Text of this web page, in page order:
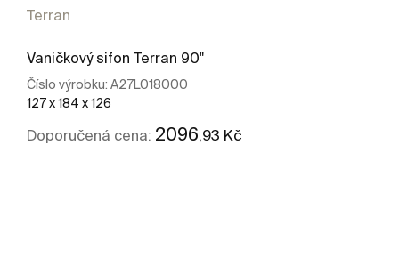
Terran
Vaničkový sifon Terran 90"
Číslo výrobku: A27L018000
127 x 184 x 126
Doporučená cena: 2096,93 Kč